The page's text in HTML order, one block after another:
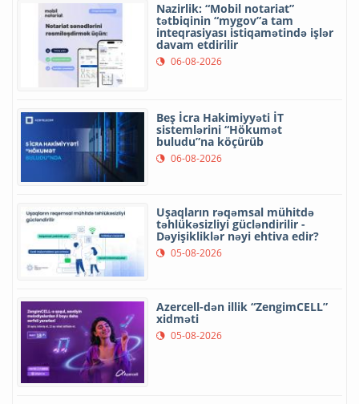
Nazirlik: “Mobil notariat”
tətbiqinin “mygov”a tam
inteqrasiyası istiqamətində işlər
davam etdirilir
06-08-2026
Beş İcra Hakimiyyəti İT
sistemlərini “Hökumət
buludu”na köçürüb
06-08-2026
Uşaqların rəqəmsal mühitdə
təhlükəsizliyi gücləndirilir -
Dəyişikliklər nəyi ehtiva edir?
05-08-2026
Azercell-dən illik “ZengimCELL”
xidməti
05-08-2026